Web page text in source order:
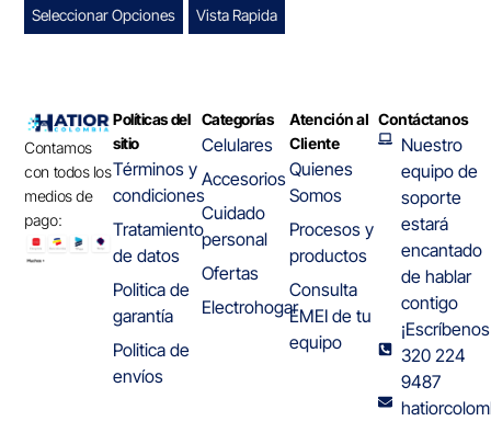
Seleccionar Opciones
Vista Rapida
Contamos
con todos los
medios de
pago:
Políticas del
sitio
Términos y
condiciones
Tratamiento
de datos
Politica de
garantía
Politica de
envíos
Categorías
Celulares
Accesorios
Cuidado
personal
Ofertas
Electrohogar
Atención al
Cliente
Quienes
Somos
Procesos y
productos
Consulta
EMEI de tu
equipo
Contáctanos
Nuestro
equipo de
soporte
estará
encantado
de hablar
contigo
320 224
9487